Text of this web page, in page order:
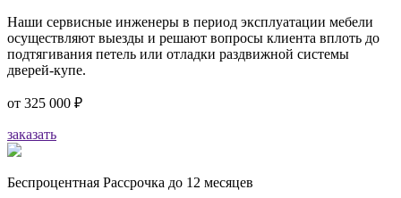
Наши сервисные инженеры в период эксплуатации мебели
осуществляют выезды и решают вопросы клиента вплоть до
подтягивания петель или отладки раздвижной системы
дверей-купе.
от 325 000 ₽
заказать
Беспроцентная Рассрочка до 12 месяцев